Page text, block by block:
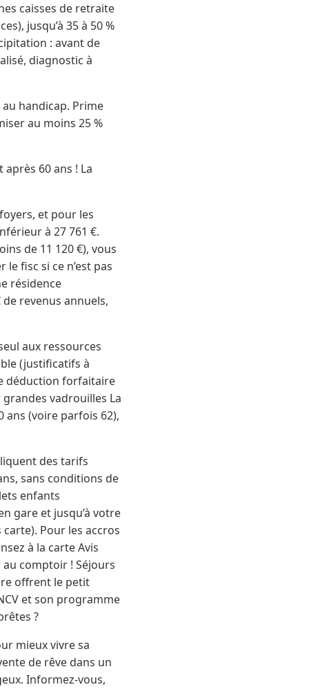
caisses de retraite
jusqu’à 35 à 50 %
: avant de
diagnostic à
handicap. Prime
au moins 25 %
60 ans ! La
et pour les
à 27 761 €.
de 11 120 €), vous
fisc si ce n’est pas
résidence
revenus annuels,
aux ressources
(justificatifs à
déduction forfaitaire
vadrouilles La
ans (voire parfois 62),
des tarifs
sans conditions de
enfants
gare et jusqu’à votre
Pour les accros
à la carte Avis
comptoir ! Séjours
offrent le petit
et son programme
?
mieux vivre sa
de rêve dans un
Informez-vous,